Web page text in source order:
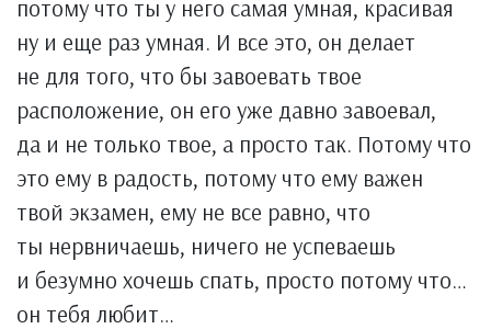
потому что ты у него самая умная, красивая
ну и еще раз умная. И все это, он делает
не для того, что бы завоевать твое
расположение, он его уже давно завоевал,
да и не только твое, а просто так. Потому что
это ему в радость, потому что ему важен
твой экзамен, ему не все равно, что
ты нервничаешь, ничего не успеваешь
и безумно хочешь спать, просто потому что…
он тебя любит…